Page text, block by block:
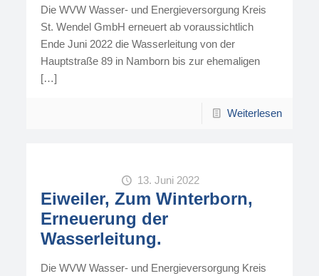
Die WVW Wasser- und Energieversorgung Kreis
St. Wendel GmbH erneuert ab voraussichtlich
Ende Juni 2022 die Wasserleitung von der
Hauptstraße 89 in Namborn bis zur ehemaligen
[…]
Weiterlesen
13. Juni 2022
Eiweiler, Zum Winterborn,
Erneuerung der
Wasserleitung.
Die WVW Wasser- und Energieversorgung Kreis